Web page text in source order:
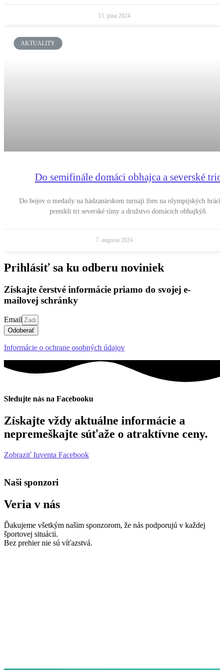
15. júna 2024
AKTUALITY
Do semifinále domáci obhajca a severské
Do bojov o medaily na hádzanárskom turnaji žien na olympijských
prenikli tri severské tímy a družstvo domácich obhajkýň.
7. augusta 2024
Prihlásiť sa ku odberu noviniek
Získajte čerstvé informácie priamo do svojej e-
mailovej schránky
Email
Odoberať
Informácie o ochrane osobných údajov
Sledujte nás na Facebooku
Získajte vždy aktuálne informácie a
nepremeškajte súťaže o atraktívne ceny.
Zobraziť Iuventa Facebook
Naši sponzori
Veria v nás
Ďakujeme všetkým našim sponzorom, že nás podporujú v každej
športovej situácii.
Bez prehier nie sú víťazstvá.